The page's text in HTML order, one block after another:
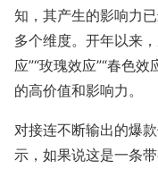
知，其产生的影响力
多个维度。开年以来
应”“玫瑰效应”“春色
的高价值和影响力。
对接连不断输出的爆
示，如果说这是一条